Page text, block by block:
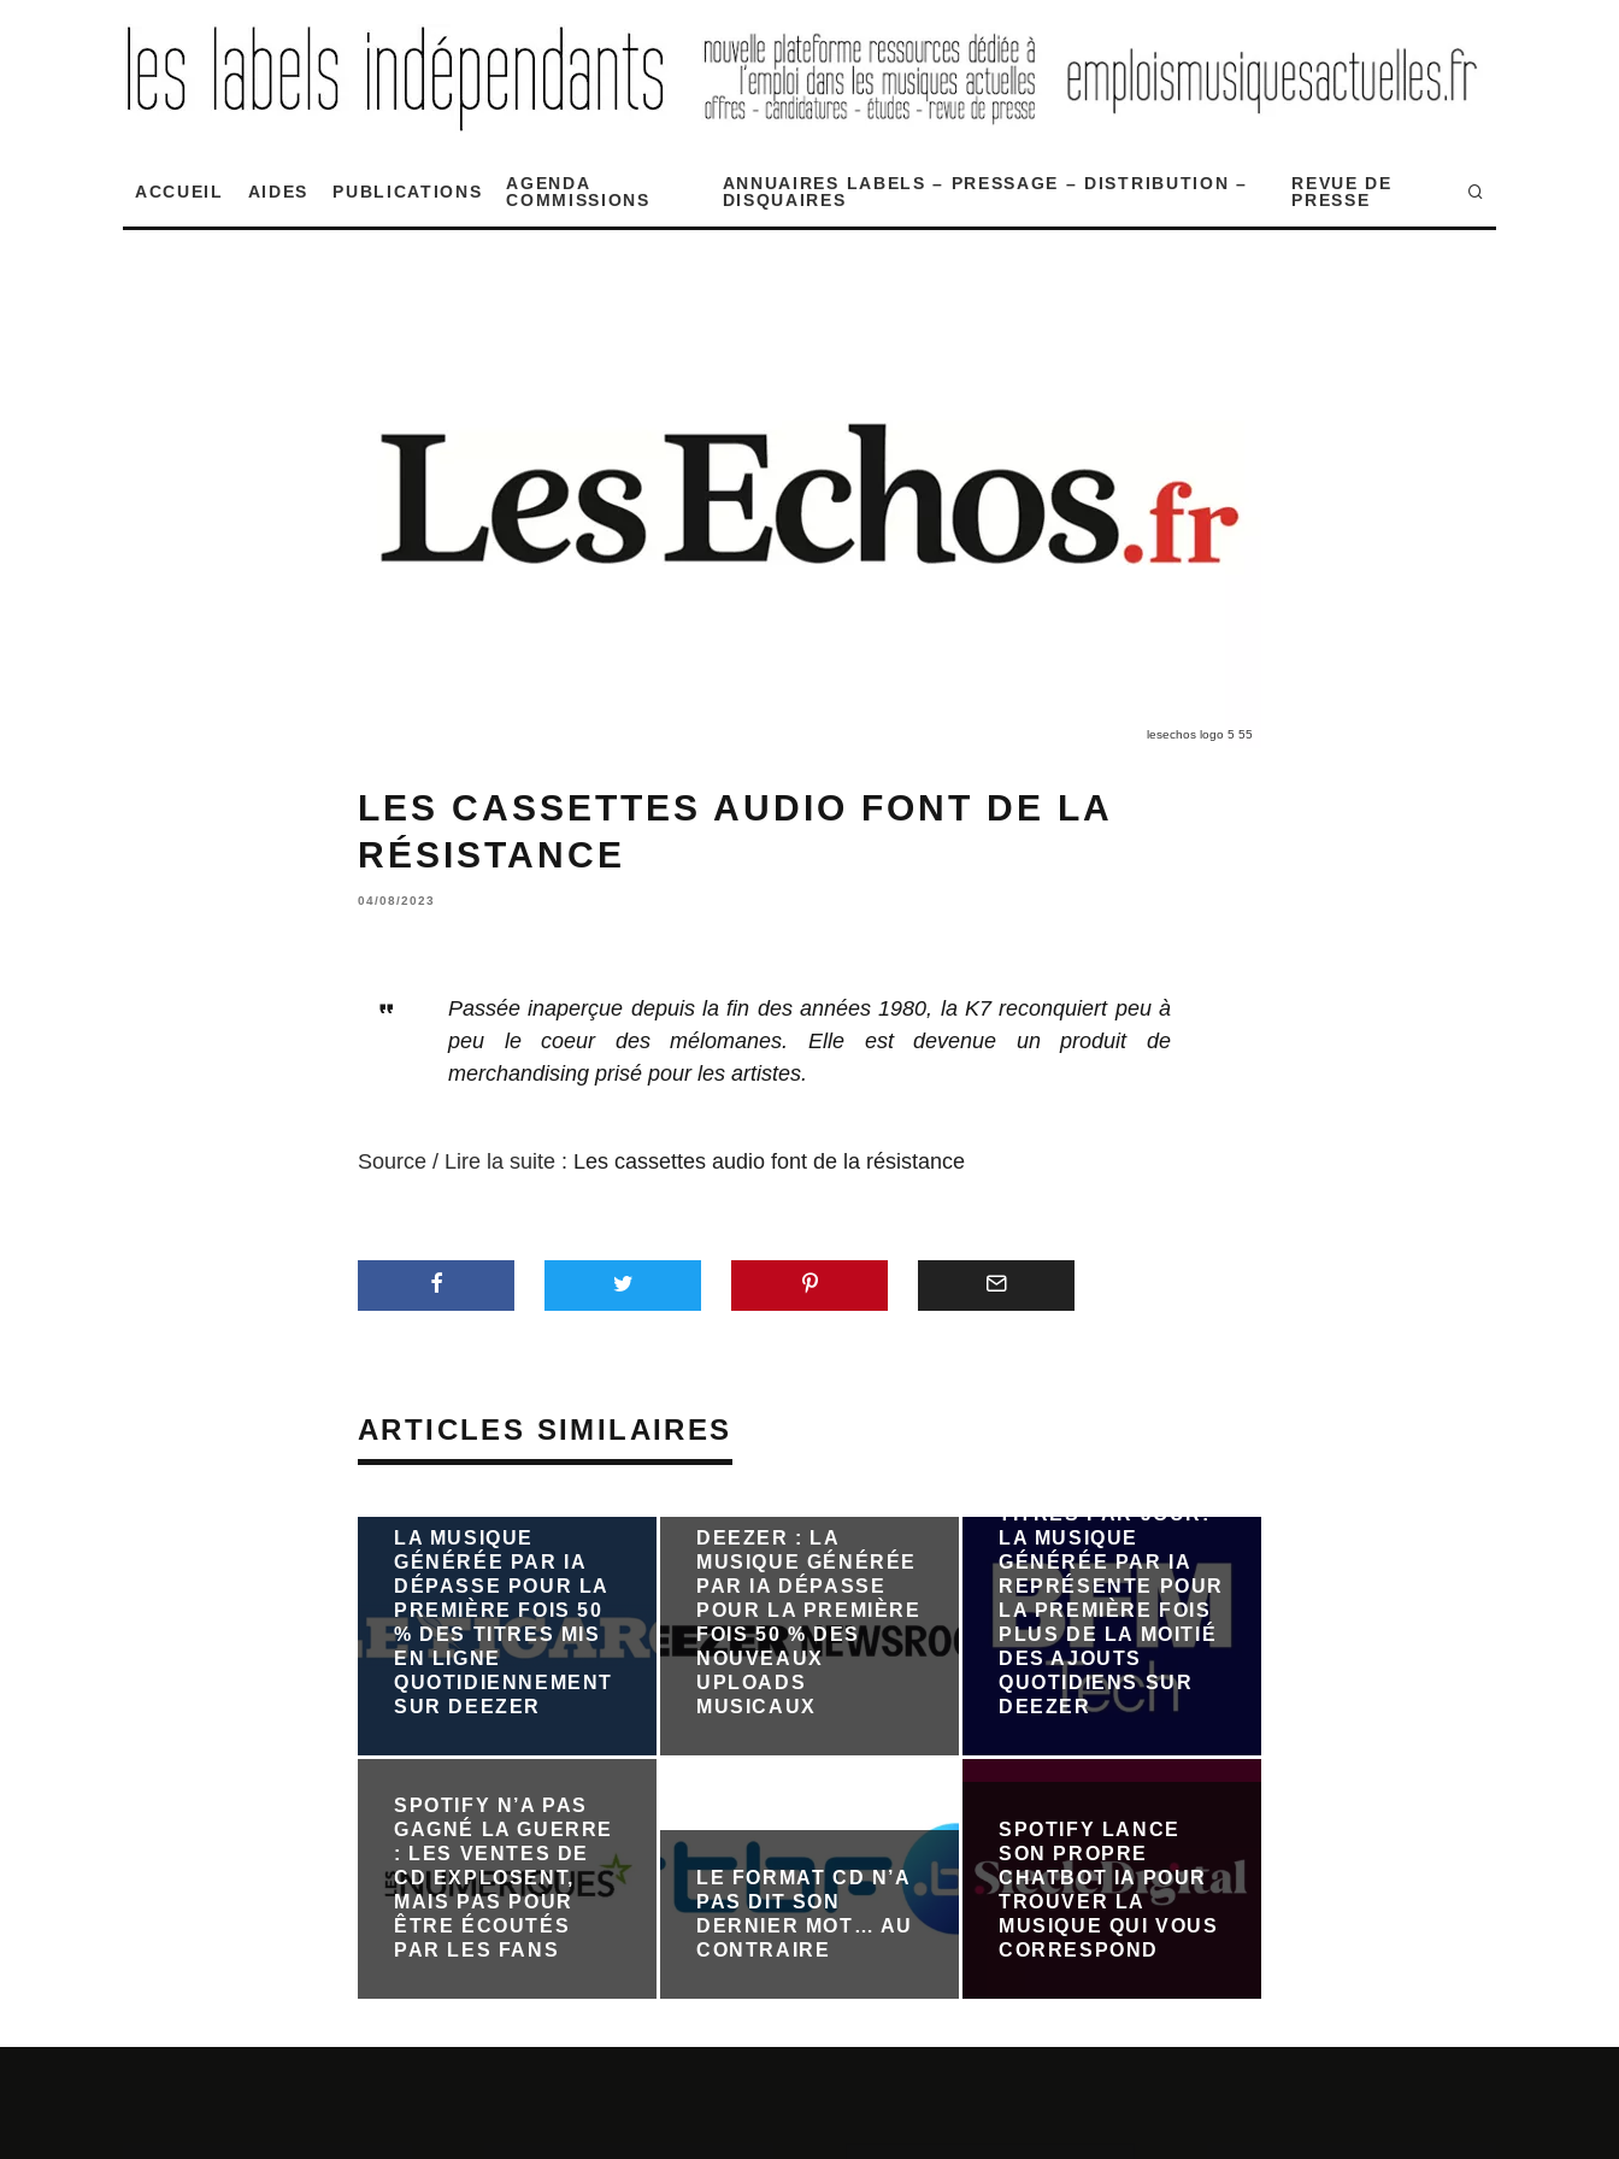
ACCUEIL AIDES PUBLICATIONS
AGENDA
COMMISSIONS
ANNUAIRES LABELS – PRESSAGE – DISTRIBUTION –
DISQUAIRES
REVUE DE
PRESSE
lesechos logo 5 55
LES CASSETTES AUDIO FONT DE LA
RÉSISTANCE
04/08/2023
Passée inaperçue depuis la fin des années 1980, la K7 reconquiert peu à
peu le coeur des mélomanes. Elle est devenue un produit de
merchandising prisé pour les artistes.
Source / Lire la suite : Les cassettes audio font de la résistance
ARTICLES SIMILAIRES
LA MUSIQUE
GÉNÉRÉE PAR IA
DÉPASSE POUR LA
PREMIÈRE FOIS 50
% DES TITRES MIS
EN LIGNE
QUOTIDIENNEMENT
SUR DEEZER
DEEZER : LA
MUSIQUE GÉNÉRÉE
PAR IA DÉPASSE
POUR LA PREMIÈRE
FOIS 50 % DES
NOUVEAUX
UPLOADS
MUSICAUX
TITRES PAR JOUR:
LA MUSIQUE
GÉNÉRÉE PAR IA
REPRÉSENTE POUR
LA PREMIÈRE FOIS
PLUS DE LA MOITIÉ
DES AJOUTS
QUOTIDIENS SUR
DEEZER
SPOTIFY N’A PAS
GAGNÉ LA GUERRE
: LES VENTES DE
CD EXPLOSENT,
MAIS PAS POUR
ÊTRE ÉCOUTÉS
PAR LES FANS
LE FORMAT CD N’A
PAS DIT SON
DERNIER MOT… AU
CONTRAIRE
SPOTIFY LANCE
SON PROPRE
CHATBOT IA POUR
TROUVER LA
MUSIQUE QUI VOUS
CORRESPOND